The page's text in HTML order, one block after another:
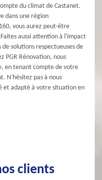
du climat de Castanet.
dans une région
vous aurez peut-être
aussi attention à l'impact
solutions respectueuses de
PGR Rénovation, nous
en tenant compte de votre
N'hésitez pas à nous
et adapté à votre situation en
clients